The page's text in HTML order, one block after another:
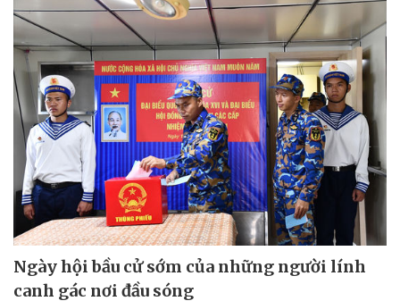
Ngày hội bầu cử sớm của những người lính
canh gác nơi đầu sóng